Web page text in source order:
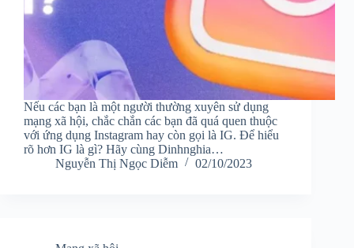
Nếu các bạn là một người thường xuyên sử dụng
mạng xã hội, chắc chắn các bạn đã quá quen thuộc
với ứng dụng Instagram hay còn gọi là IG. Để hiểu
rõ hơn IG là gì? Hãy cùng Dinhnghia…
Nguyễn Thị Ngọc Diễm
02/10/2023